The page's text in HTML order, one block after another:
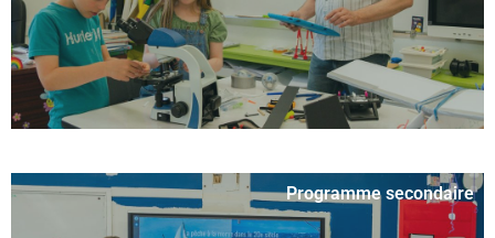
Programme secondaire